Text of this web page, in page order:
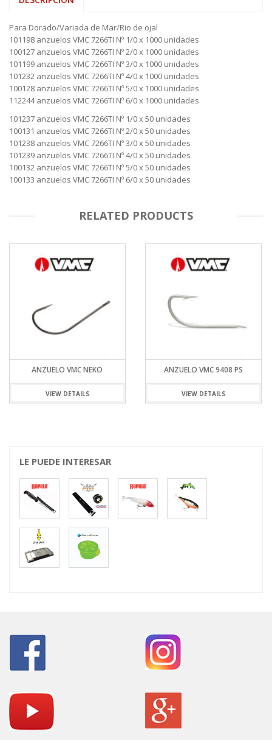
Para Dorado/Variada de Mar/Rio de ojal
101198 anzuelos VMC 7266TI Nº 1/0 x 1000 unidades
100127 anzuelos VMC 7266TI Nº 2/0 x 1000 unidades
101199 anzuelos VMC 7266TI Nº 3/0 x 1000 unidades
101232 anzuelos VMC 7266TI Nº 4/0 x 1000 unidades
100128 anzuelos VMC 7266TI Nº 5/0 x 1000 unidades
112244 anzuelos VMC 7266TI Nº 6/0 x 1000 unidades
101237 anzuelos VMC 7266TI Nº 1/0 x 50 unidades
100131 anzuelos VMC 7266TI Nº 2/0 x 50 unidades
101238 anzuelos VMC 7266TI Nº 3/0 x 50 unidades
101239 anzuelos VMC 7266TI Nº 4/0 x 50 unidades
100132 anzuelos VMC 7266TI Nº 5/0 x 50 unidades
100133 anzuelos VMC 7266TI Nº 6/0 x 50 unidades
RELATED PRODUCTS
ANZUELO VMC NEKO
VIEW DETAILS
ANZUELO VMC 9408 PS
VIEW DETAILS
LE PUEDE INTERESAR